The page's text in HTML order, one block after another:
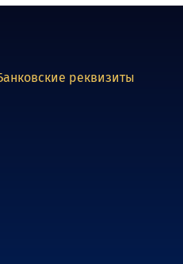
реквизиты